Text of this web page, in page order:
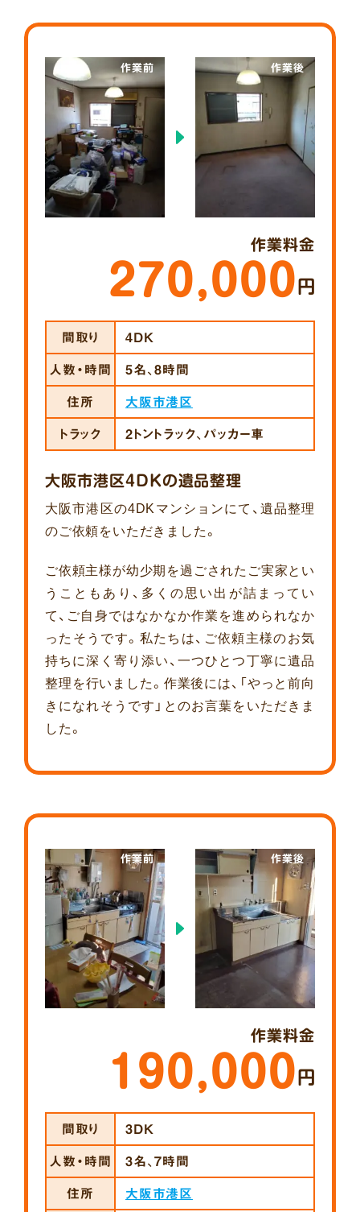
大阪市港区4DKの遺品整理
大阪市港区の4DKマンションにて、遺品整理
のご依頼をいただきました。
ご依頼主様が幼少期を過ごされたご実家とい
うこともあり、多くの思い出が詰まってい
て、ご自身ではなかなか作業を進められなか
ったそうです。私たちは、ご依頼主様のお気
持ちに深く寄り添い、一つひとつ丁寧に遺品
整理を行いました。作業後には、「やっと前向
きになれそうです」とのお言葉をいただきま
した。
作業料金
270,000円
作業前 作業後
間取り 4DK
人数・時間 5名、8時間
住所 大阪市港区
トラック 2トントラック、パッカー車
作業料金
190,000円
作業前 作業後
間取り 3DK
人数・時間 3名、7時間
住所 大阪市港区